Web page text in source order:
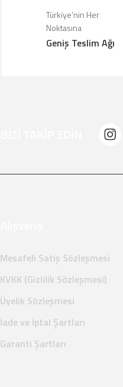
Türkiye’nin Her
Noktasına
Geniş Teslim Ağı
Mesafeli Satış Sözleşmesi
KVKK (Gizlilik Sözleşmesi)
Üyelik Sözleşmesi
İade ve İptal Şartları
Garanti Şartları